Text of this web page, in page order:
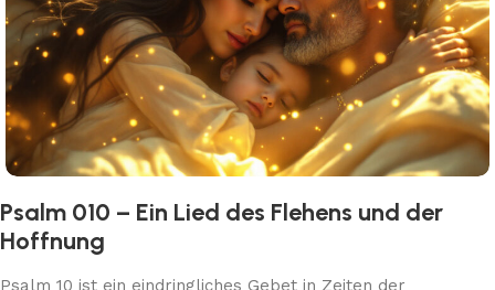
Psalm 010 – Ein Lied des Flehens und der
Hoffnung
Psalm 10 ist ein eindringliches Gebet in Zeiten der